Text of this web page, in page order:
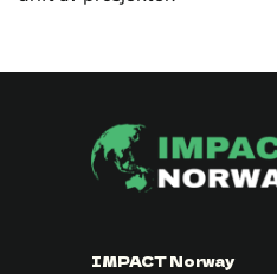
IMPACT Norway